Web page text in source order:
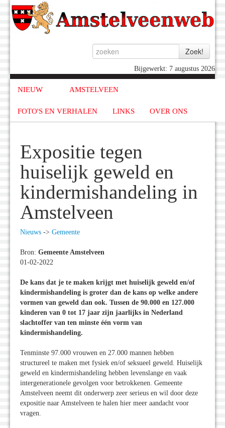
Bijgewerkt: 7 augustus 2026
NIEUW AMSTELVEEN
FOTO'S EN VERHALEN LINKS OVER ONS
Expositie tegen
huiselijk geweld en
kindermishandeling in
Amstelveen
Nieuws -> Gemeente
Bron: Gemeente Amstelveen
01-02-2022
De kans dat je te maken krijgt met huiselijk geweld en/of
kindermishandeling is groter dan de kans op welke andere
vormen van geweld dan ook. Tussen de 90.000 en 127.000
kinderen van 0 tot 17 jaar zijn jaarlijks in Nederland
slachtoffer van ten minste één vorm van
kindermishandeling.
Tenminste 97.000 vrouwen en 27.000 mannen hebben
structureel te maken met fysiek en/of seksueel geweld. Huiselijk
geweld en kindermishandeling hebben levenslange en vaak
intergenerationele gevolgen voor betrokkenen. Gemeente
Amstelveen neemt dit onderwerp zeer serieus en wil door deze
expositie naar Amstelveen te halen hier meer aandacht voor
vragen.